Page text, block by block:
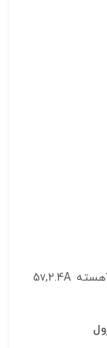
پورت Lighting از شارژ سریع PD و شارژ آهسته 5v,2.4A